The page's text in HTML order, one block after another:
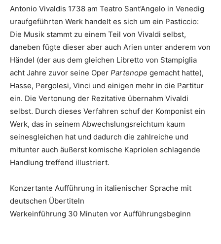
Antonio Vivaldis 1738 am Teatro Sant’Angelo in Venedig
uraufgeführten Werk handelt es sich um ein Pasticcio:
Die Musik stammt zu einem Teil von Vivaldi selbst,
daneben fügte dieser aber auch Arien unter anderem von
Händel (der aus dem gleichen Libretto von Stampiglia
acht Jahre zuvor seine Oper Partenope gemacht hatte),
Hasse, Pergolesi, Vinci und einigen mehr in die Partitur
ein. Die Vertonung der Rezitative übernahm Vivaldi
selbst. Durch dieses Verfahren schuf der Komponist ein
Werk, das in seinem Abwechslungsreichtum kaum
seinesgleichen hat und dadurch die zahlreiche und
mitunter auch äußerst komische Kapriolen schlagende
Handlung treffend illustriert.
Konzertante Aufführung in italienischer Sprache mit
deutschen Übertiteln
Werkeinführung 30 Minuten vor Aufführungsbeginn